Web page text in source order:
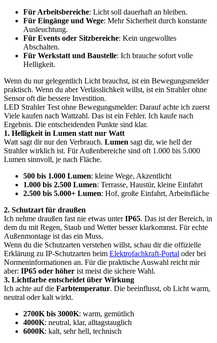
Für Arbeitsbereiche: Licht soll dauerhaft an bleiben.
Für Eingänge und Wege: Mehr Sicherheit durch konstante
Ausleuchtung.
Für Events oder Sitzbereiche: Kein ungewolltes
Abschalten.
Für Werkstatt und Baustelle: Ich brauche sofort volle
Helligkeit.
Wenn du nur gelegentlich Licht brauchst, ist ein Bewegungsmelder
praktisch. Wenn du aber Verlässlichkeit willst, ist ein Strahler ohne
Sensor oft die bessere Investition.
LED Strahler Test ohne Bewegungsmelder: Darauf achte ich zuerst
Viele kaufen nach Wattzahl. Das ist ein Fehler. Ich kaufe nach
Ergebnis. Die entscheidenden Punkte sind klar.
1. Helligkeit in Lumen statt nur Watt
Watt sagt dir nur den Verbrauch. Lumen sagt dir, wie hell der
Strahler wirklich ist. Für Außenbereiche sind oft 1.000 bis 5.000
Lumen sinnvoll, je nach Fläche.
500 bis 1.000 Lumen: kleine Wege, Akzentlicht
1.000 bis 2.500 Lumen: Terrasse, Haustür, kleine Einfahrt
2.500 bis 5.000+ Lumen: Hof, große Einfahrt, Arbeitsfläche
2. Schutzart für draußen
Ich nehme draußen fast nie etwas unterIP65. Das ist der Bereich, in
dem du mit Regen, Staub und Wetter besser klarkommst. Für echte
Außenmontage ist das ein Muss.
Wenn du die Schutzarten verstehen willst, schau dir die offizielle
Erklärung zu IP-Schutzarten beim Elektrofachkraft-Portal oder bei
Normeninformationen an. Für die praktische Auswahl reicht mir
aber: IP65 oder höher ist meist die sichere Wahl.
3. Lichtfarbe entscheidet über Wirkung
Ich achte auf die Farbtemperatur. Die beeinflusst, ob Licht warm,
neutral oder kalt wirkt.
2700K bis 3000K: warm, gemütlich
4000K: neutral, klar, alltagstauglich
6000K: kalt, sehr hell, technisch